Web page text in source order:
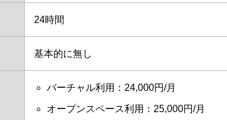
24時間
基本的に無し
バーチャル利用：24,000円/月
オープンスペース利用：25,000円/月